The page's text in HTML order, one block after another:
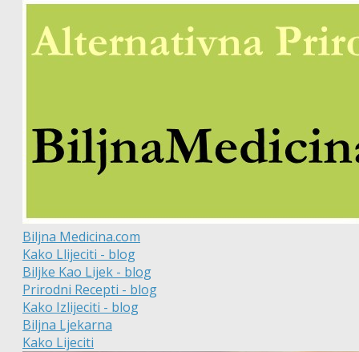
Biljna Medicina.com
Kako Llijeciti - blog
Biljke Kao Lijek - blog
Prirodni Recepti - blog
Kako Izlijeciti - blog
Biljna Ljekarna
Kako Lijeciti